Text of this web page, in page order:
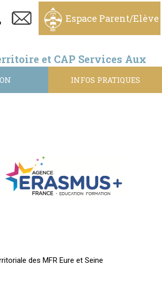
Espace Parent/Elève
et CAP Services Aux
INFOS PRATIQUES
des MFR Eure et Seine